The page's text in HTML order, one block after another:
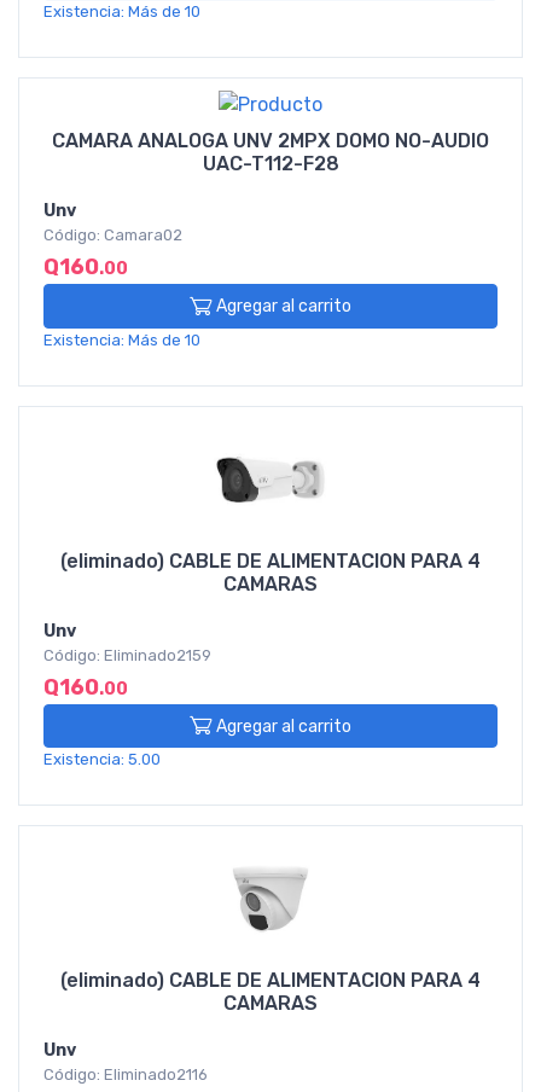
Existencia: Más de 10
CAMARA ANALOGA UNV 2MPX DOMO NO-AUDIO
UAC-T112-F28
Unv
Código: Camara02
Q160.00
Agregar al carrito
Existencia: Más de 10
(eliminado) CABLE DE ALIMENTACION PARA 4
CAMARAS
Unv
Código: Eliminado2159
Q160.00
Agregar al carrito
Existencia: 5.00
(eliminado) CABLE DE ALIMENTACION PARA 4
CAMARAS
Unv
Código: Eliminado2116